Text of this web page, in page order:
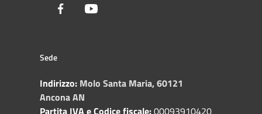
Facebook
Sede
Indirizzo: Molo Santa Maria, 60121
Ancona AN
Partita IVA e Codice fiscale:00093910420